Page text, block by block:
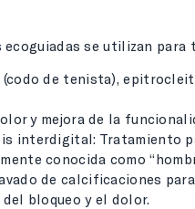
se utilizan para
de tenista),
y mejora de la
interdigital: Tratamiento
conocida como
de calcificaciones
bloqueo y el dolor.